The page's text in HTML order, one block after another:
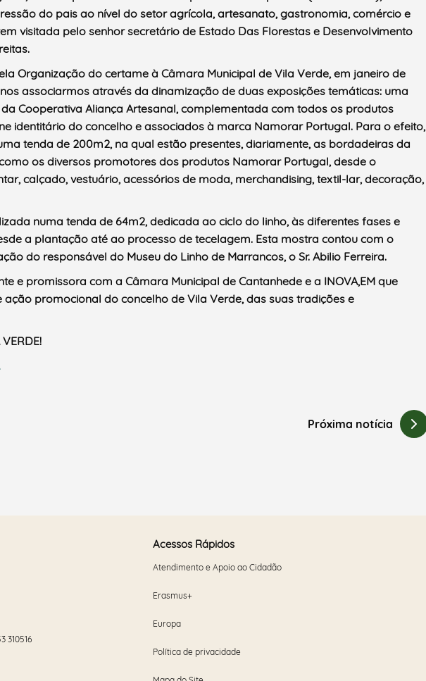
Pesquisa
gerais
do pais ao nível do setor agrícola, artesanato, gastronomia, comércio e
visitada pelo senhor secretário de Estado Das Florestas e Desenvolvimento
Organização do certame à Câmara Municipal de Vila Verde, em janeiro de
associarmos através da dinamização de duas exposições temáticas: uma
Cooperativa Aliança Artesanal, complementada com todos os produtos
identitário do concelho e associados à marca Namorar Portugal. Para o efeito,
tenda de 200m2, na qual estão presentes, diariamente, as bordadeiras da
os diversos promotores dos produtos Namorar Portugal, desde o
calçado, vestuário, acessórios de moda, merchandising, textil-lar, decoração,
numa tenda de 64m2, dedicada ao ciclo do linho, às diferentes fases e
a plantação até ao processo de tecelagem. Esta mostra contou com o
do responsável do Museu do Linho de Marrancos, o Sr. Abilio Ferreira.
e promissora com a Câmara Municipal de Cantanhede e a INOVA,EM que
ação promocional do concelho de Vila Verde, das suas tradições e
Próxima notícia
310516
Acessos Rápidos
Atendimento e Apoio ao Cidadão
Erasmus+
Europa
Política de privacidade